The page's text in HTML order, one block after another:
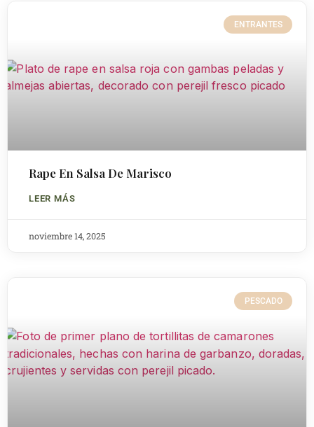
ENTRANTES
Rape En Salsa De Marisco
LEER MÁS
noviembre 14, 2025
PESCADO